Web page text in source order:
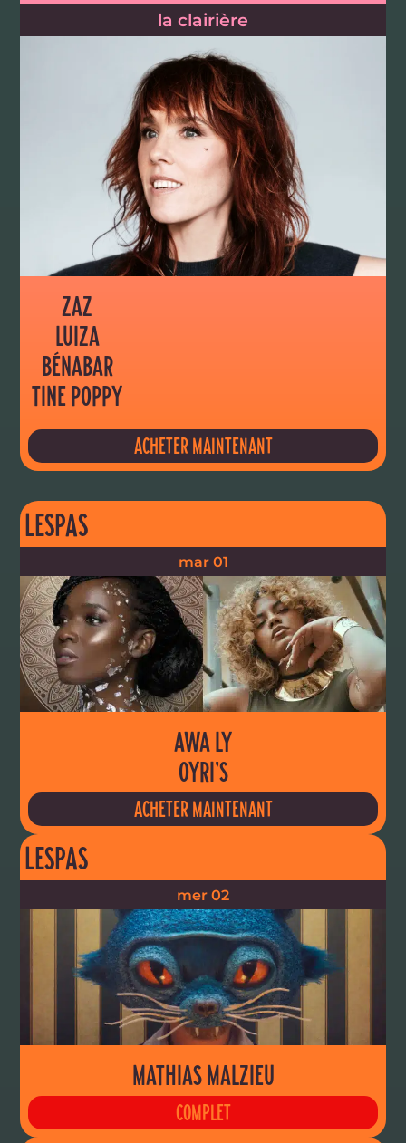
la clairière
ZAZ
LUIZA
BÉNABAR
TINE POPPY
ACHETER MAINTENANT
LESPAS
mar 01
AWA LY
OYRI’S
ACHETER MAINTENANT
LESPAS
mer 02
MATHIAS MALZIEU
COMPLET